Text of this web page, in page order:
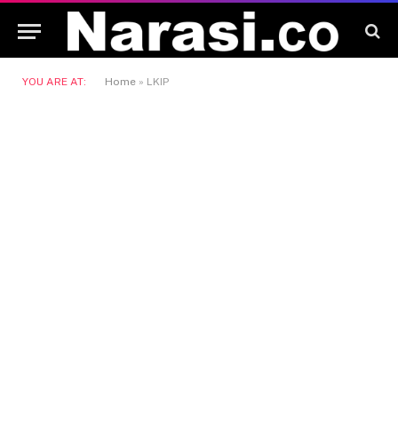
YOU ARE AT: Home » LKIP